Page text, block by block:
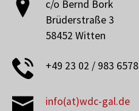
c/o Bernd Bork
Brüderstraße 3
58452 Witten
+49 23 02 / 983 6578
info(at)wdc-gal.de